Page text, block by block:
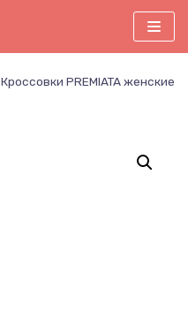
Кроссовки PREMIATA женские